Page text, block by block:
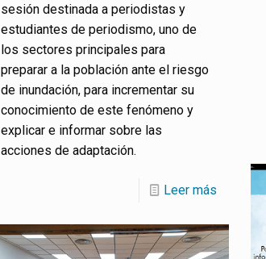
sesión destinada a periodistas y
estudiantes de periodismo, uno de
los sectores principales para
preparar a la población ante el riesgo
de inundación, para incrementar su
conocimiento de este fenómeno y
explicar e informar sobre las
acciones de adaptación.
Leer más